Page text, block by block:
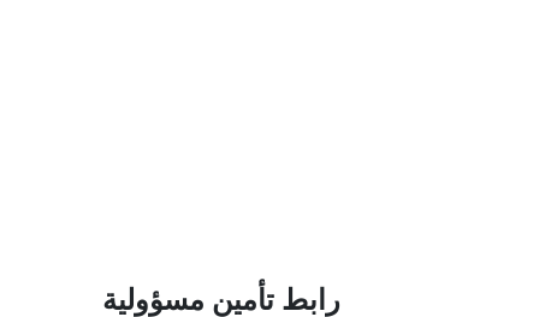
رابط تأمين مسؤولية